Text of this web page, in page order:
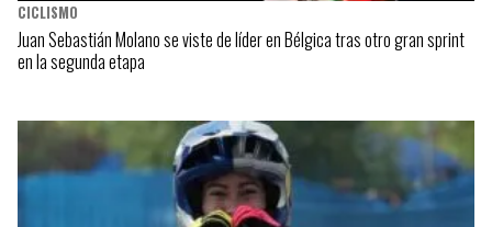
CICLISMO
Juan Sebastián Molano se viste de líder en Bélgica tras otro gran sprint
en la segunda etapa